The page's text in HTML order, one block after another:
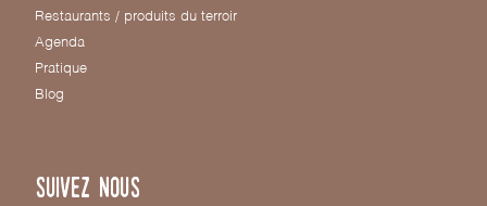
Restaurants / produits du terroir
Agenda
Pratique
Blog
Suivez nous